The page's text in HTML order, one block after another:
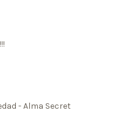
- Alma Secret